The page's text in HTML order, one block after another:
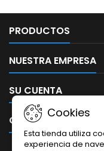
PRODUCTOS
NUESTRA EMPRESA
SU CUENTA
CONTACTO
Cookies
Esta tienda utiliza
experiencia de